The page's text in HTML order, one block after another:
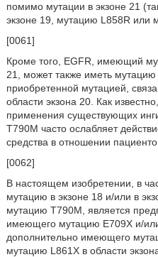
помимо мутации в экзоне 21
экзоне 19, мутацию L858R или
[0061]
Кроме того, EGFR, имеющий
21, может также иметь
приобретенной мутацией,
области экзона 20. Как
применения существующих
T790M часто ослабляет
средства в отношении
[0062]
В настоящем изобретении, в
мутацию в экзоне 18 и/или в
мутацию T790M, является
имеющего мутацию E709X и/
дополнительно имеющего
мутацию L861X в области